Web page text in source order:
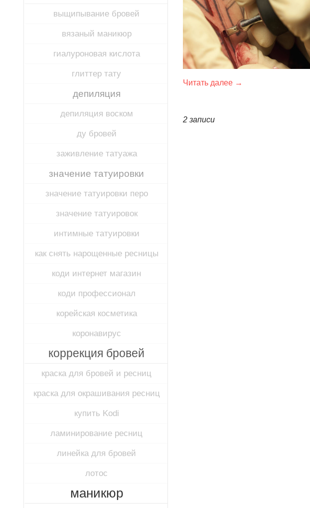
выщипывание бровей
вязаный маникюр
гиалуроновая кислота
глиттер тату
депиляция
депиляция воском
ду бровей
заживление татуажа
значение татуировки
значение татуировки перо
значение татуировок
интимные татуировки
как снять нарощенные ресницы
коди интернет магазин
коди профессионал
корейская косметика
коронавирус
коррекция бровей
краска для бровей и ресниц
краска для окрашивания ресниц
купить Kodi
ламинирование ресниц
линейка для бровей
лотос
маникюр
Читать далее →
2 записи